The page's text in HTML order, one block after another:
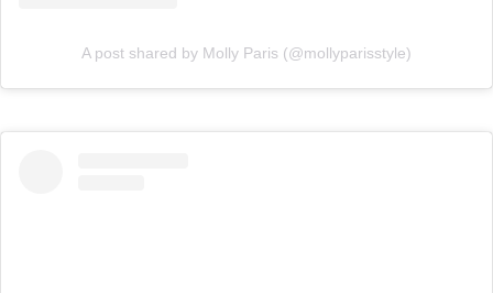
A post shared by Molly Paris (@mollyparisstyle)